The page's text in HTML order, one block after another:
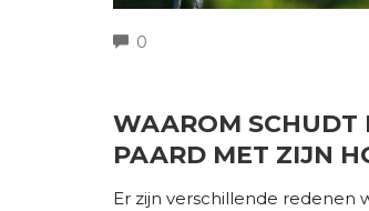
0
WAAROM SCHUDT
PAARD MET ZIJN
Er zijn verschillende redenen